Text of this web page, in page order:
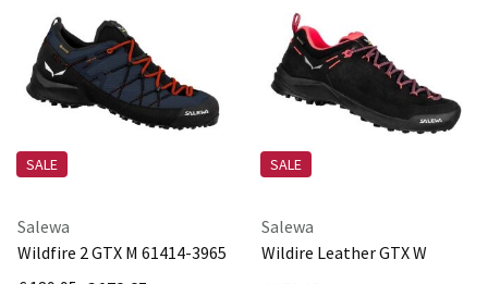
SALE
Salewa
Wildfire 2 GTX M 61414-3965
SALE
Salewa
Wildire Leather GTX W
61417-0936